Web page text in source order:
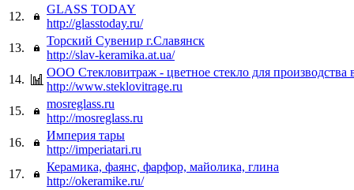
12.
GLASS TODAY
http://glasstoday.ru/
13.
Торский Cувенир г.Славянск
http://slav-keramika.at.ua/
14.
ООО Стекловитраж - цветное стекло для производства
http://www.steklovitrage.ru
15.
mosreglass.ru
http://mosreglass.ru
16.
Империя тары
http://imperiatari.ru
17.
Керамика, фаянс, фарфор, майолика, глина
http://okeramike.ru/